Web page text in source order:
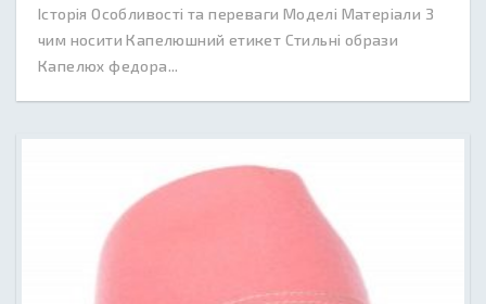
Історія Особливості та переваги Моделі Матеріали З
чим носити Капелюшний етикет Стильні образи
Капелюх федора...